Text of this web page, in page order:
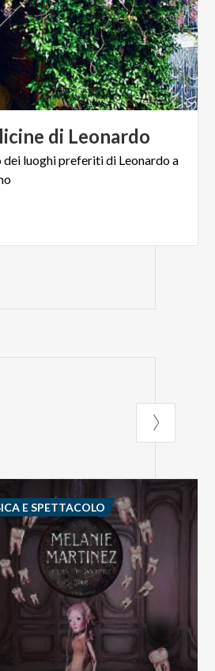
di Leonardo
dei luoghipreferitidi Leonardoa
E SPETTACOLO